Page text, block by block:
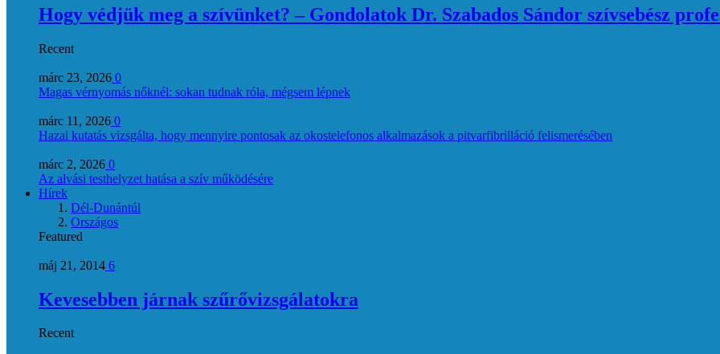
Hogy védjük meg a szívünket? – Gondolatok Dr. Szabados Sándor szívsebész
Recent
márc 23, 2026 0
Magas vérnyomás nőknél: sokan tudnak róla, mégsem lépnek
márc 11, 2026 0
Hazai kutatás vizsgálta, hogy mennyire pontosak az okostelefonos alkalmazások a pitvarfibrilláció felismerésében
márc 2, 2026 0
Az alvási testhelyzet hatása a szív működésére
Hírek
Dél-Dunántúl
Országos
Featured
máj 21, 2014 6
Kevesebben járnak szűrővizsgálatokra
Recent